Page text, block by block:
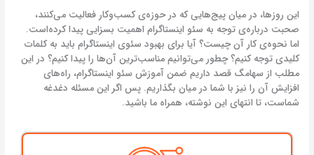
این روزها، در میان پیج‌هایی که در حوزه‌ی کسب‌وکار فعالیت می‌کنند،
صحبت درباره‌ی توجه به سئو اینستاگرام اهمیت بسزایی پیدا کرده‌است.
اما نحوه‌ی کار آن چیست؟ آیا برای بهبود سئوی اینستاگرام باید به کلمات
کلیدی توجه کنیم؟ چطور می‌توانیم مناسب‌ترین آن‌ها را پیدا کنیم؟ در این
مطلب از سهامگ قصد داریم ضمن آموزش سئو اینستاگرام، راه‌های
افزایش آن را نیز با شما در میان بگذاریم. پس اگر این مسئله دغدغه
شماست، تا انتهای این نوشته، همراه ما باشید.